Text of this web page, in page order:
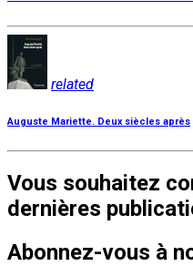
related
Auguste Mariette. Deux siècles après
Vous souhaitez
dernières
Abonnez-vous à